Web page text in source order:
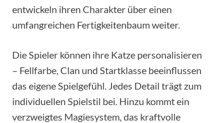
entwickeln ihren Charakter über einen
umfangreichen Fertigkeitenbaum weiter.
Die Spieler können ihre Katze personalisieren
– Fellfarbe, Clan und Startklasse beeinflussen
das eigene Spielgefühl. Jedes Detail trägt zum
individuellen Spielstil bei. Hinzu kommt ein
verzweigtes Magiesystem, das kraftvolle